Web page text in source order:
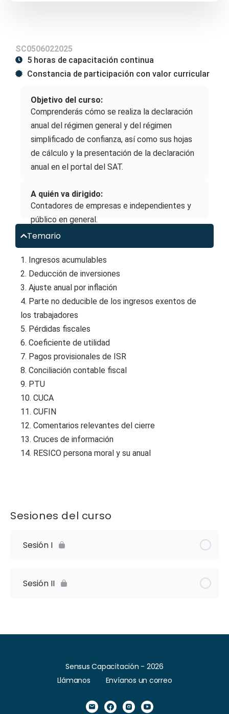
SC0506022025
5 horas de capacitación continua
Constancia de participación con valor curricular
Objetivo del curso:
Comprenderás cómo se realiza la declaración
anual del régimen general y del régimen
simplificado de confianza, así como sus hojas
de cálculo y la presentación de la declaración
anual en el portal del SAT.
A quién va dirigido:
Contadores de empresas e independientes y
público en general.
Temario
1. Ingresos acumulables
2. Deducción de inversiones
3. Ajuste anual por inflación
4. Parte no deducible de los ingresos exentos de
los trabajadores
5. Pérdidas fiscales
6. Coeficiente de utilidad
7. Pagos provisionales de ISR
8. Conciliación contable fiscal
9. PTU
10. CUCA
11. CUFIN
12. Comentarios relevantes del cierre
13. Cruces de información
14. RESICO persona moral y su anual
Sesiones del curso
Sesión I
Sesión II
Sensus Capacitación - 2026
Llámanos
Envíanos un correo